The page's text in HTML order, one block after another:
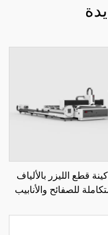
قطع الليزر بالألياف
للصفائح والأنابيب